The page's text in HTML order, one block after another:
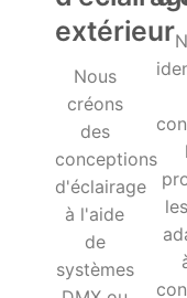
extérieur
Nous
créons
des
conceptions
d'éclairage
à l'aide
de
systèmes